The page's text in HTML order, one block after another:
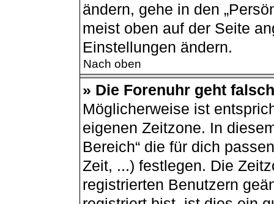
ändern, gehe in den
meist oben auf der Seite
Einstellungen ändern.
Nach oben
» Die Forenuhr geht
Möglicherweise ist
eigenen Zeitzone. In
Bereich“ die für dich
Zeit, ...) festlegen. Die
registrierten Benutzern